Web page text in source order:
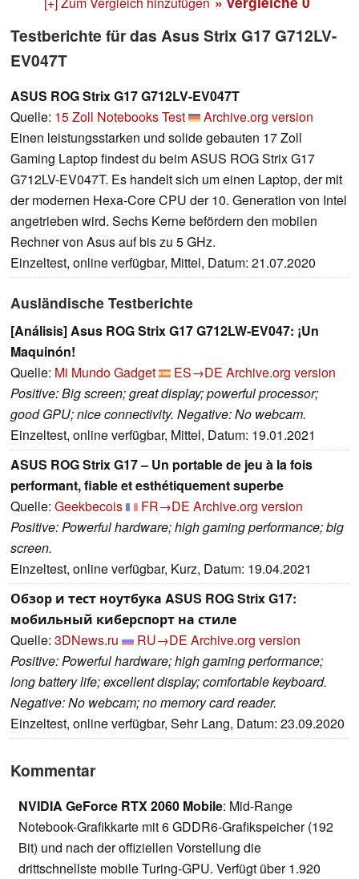
Testberichte für das Asus Strix G17 G712LV-
EV047T
ASUS ROG Strix G17 G712LV-EV047T
Quelle: 15 Zoll Notebooks Test
Archive.org version
Einen leistungsstarken und solide gebauten 17 Zoll
Gaming Laptop findest du beim ASUS ROG Strix G17
G712LV-EV047T. Es handelt sich um einen Laptop, der mit
der modernen Hexa-Core CPU der 10. Generation von Intel
angetrieben wird. Sechs Kerne befördern den mobilen
Rechner von Asus auf bis zu 5 GHz.
Einzeltest, online verfügbar, Mittel, Datum: 21.07.2020
Ausländische Testberichte
[Análisis] Asus ROG Strix G17 G712LW-EV047: ¡Un
Maquinón!
Quelle: Mi Mundo Gadget ES→DE Archive.org version
Positive: Big screen; great display; powerful processor;
good GPU; nice connectivity. Negative: No webcam.
Einzeltest, online verfügbar, Mittel, Datum: 19.01.2021
ASUS ROG Strix G17 – Un portable de jeu à la fois
performant, fiable et esthétiquement superbe
Quelle: Geekbecois FR→DE Archive.org version
Positive: Powerful hardware; high gaming performance; big
screen.
Einzeltest, online verfügbar, Kurz, Datum: 19.04.2021
Обзор и тест ноутбука ASUS ROG Strix G17:
мобильный киберспорт на стиле
Quelle: 3DNews.ru RU→DE Archive.org version
Positive: Powerful hardware; high gaming performance;
long battery life; excellent display; comfortable keyboard.
Negative: No webcam; no memory card reader.
Einzeltest, online verfügbar, Sehr Lang, Datum: 23.09.2020
Kommentar
NVIDIA GeForce RTX 2060 Mobile: Mid-Range
Notebook-Grafikkarte mit 6 GDDR6-Grafikspeicher (192
Bit) und nach der offiziellen Vorstellung die
drittschnellste mobile Turing-GPU. Verfügt über 1.920